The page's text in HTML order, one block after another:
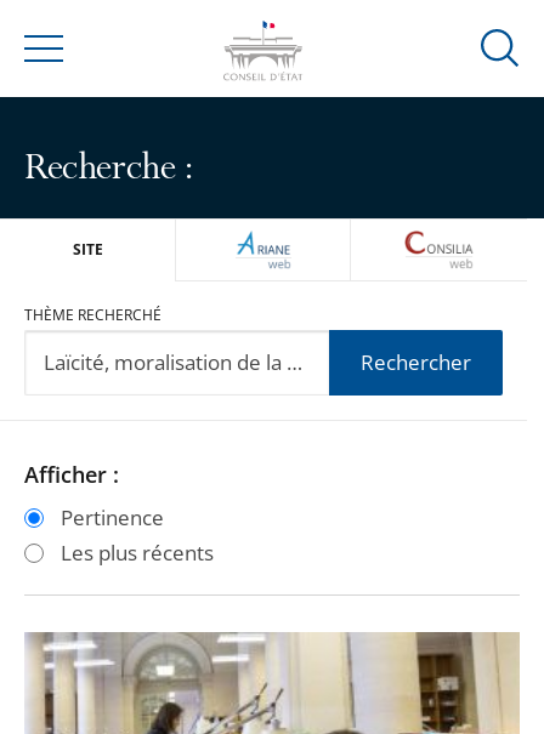
Menu
Ouvrir
Recherche :
SITE ARIANEWEB
THÈME RECHERCHÉ
Rechercher
Passer
les
filtres
après
Passer
les
filtres
avant
Afficher :
Pertinence
Les plus récents
Intégration
maître